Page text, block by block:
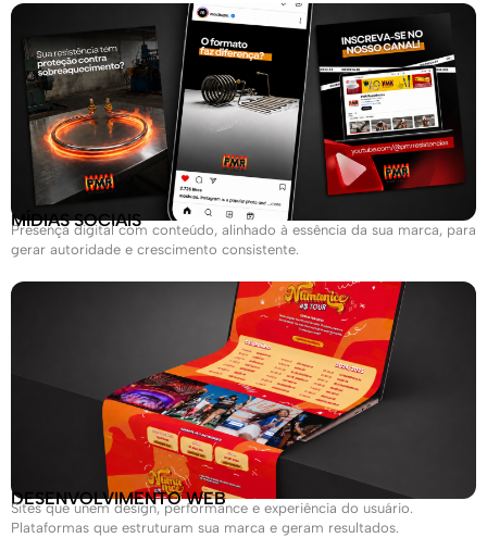
MÍDIAS SOCIAIS
Presença digital com conteúdo, alinhado à essência da sua marca, para
gerar autoridade e crescimento consistente.
DESENVOLVIMENTO WEB
Sites que unem design, performance e experiência do usuário.
Plataformas que estruturam sua marca e geram resultados.